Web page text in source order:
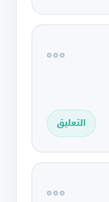
التعليق